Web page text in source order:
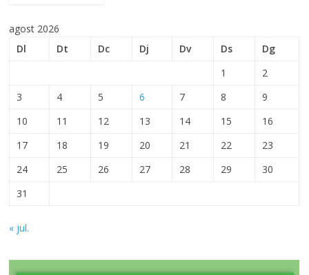
agost 2026
Dl
Dt Dc Dj Dv Ds
Dg
1
2
3
4 5 6 7 8
9
10
11 12 13 14 15
16
17
18 19 20 21 22
23
24
25 26 27 28 29
30
31
« jul.